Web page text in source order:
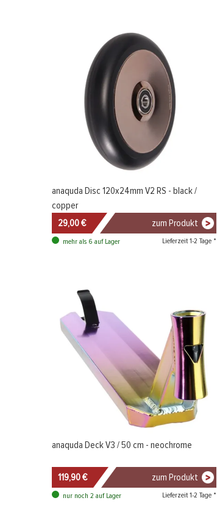
anaquda Disc 120x24mm V2 RS - black /
copper
29,00 €
zum Produkt
mehr als 6 auf Lager Lieferzeit 1-2 Tage *
anaquda Deck V3 / 50 cm - neochrome
119,90 € zum Produkt
nur noch 2 auf Lager Lieferzeit 1-2 Tage *